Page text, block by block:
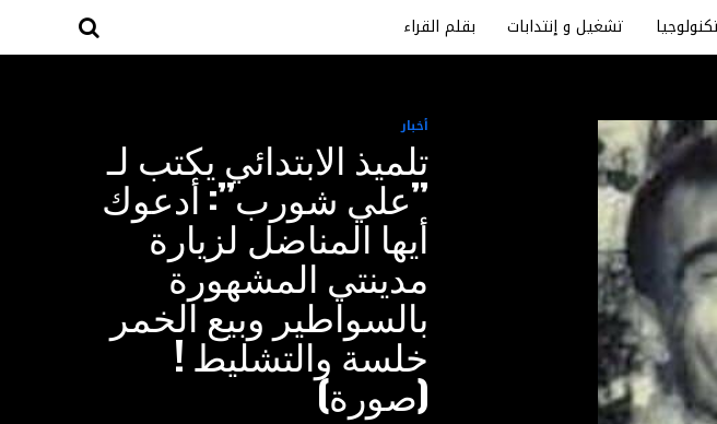
تشغيل و إنتدابات بقلم القراء
أخبار
تلميذ الابتدائي يكتب لـ
”علي شورب”: أدعوك
أيها المناضل لزيارة
مدينتي المشهورة
بالسواطير وبيع الخمر
خلسة والتشليط !
(صورة)